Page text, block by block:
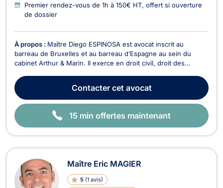
Premier rendez-vous de 1h à 150€ HT, offert si ouverture
de dossier
À propos : Maître Diego ESPINOSA est avocat inscrit au
barreau de Bruxelles et au barreau d’Espagne au sein du
cabinet Arthur & Marin. Il exerce en droit civil, droit des
numérique, ainsi qu'en droit douanier. Trilingue en espagnol,
français et anglais, Maître ESPINOSA acc...
Contactercet avocat
15 min offertes maintenant
Maître Eric MAGIER
5 (1 avis)